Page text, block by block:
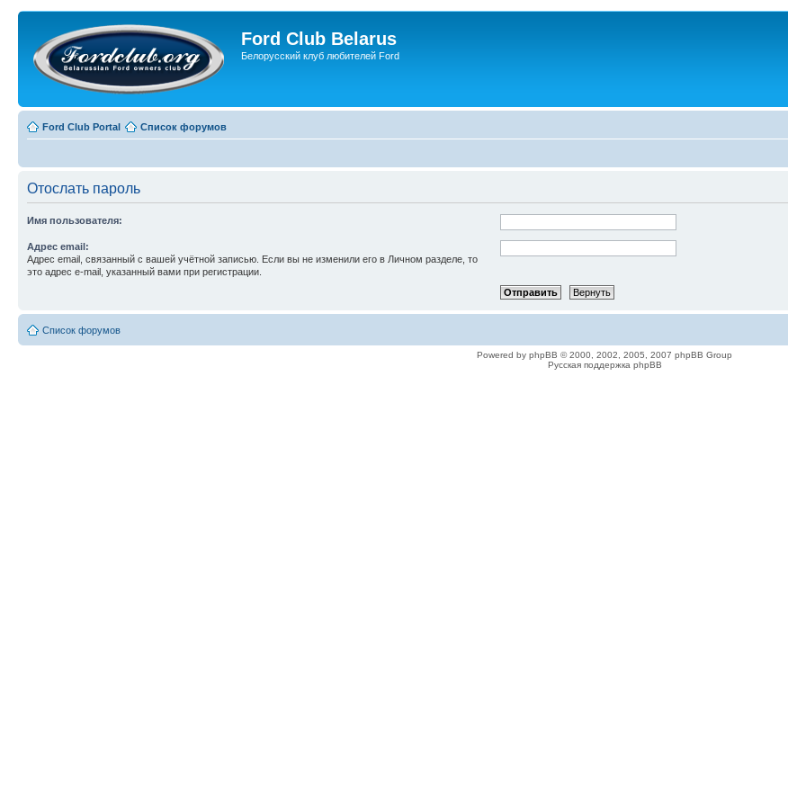
Ford Club Belarus
Белорусский клуб любителей Ford
Ford Club Portal Список форумов
Отослать пароль
Имя пользователя:
Адрес email:
Адрес email, связанный с вашей учётной записью. Если вы не изменили его в Личном разделе, то
это адрес e-mail, указанный вами при регистрации.
Список форумов
Powered by phpBB © 2000, 2002, 2005, 2007 phpBB Group
Русская поддержка phpBB